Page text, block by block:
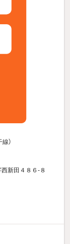
）
新田４８６-８